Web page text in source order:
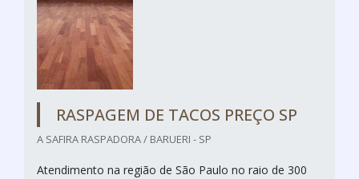
RASPAGEM DE TACOS PREÇO SP
A SAFIRA RASPADORA / BARUERI - SP
Atendimento na região de São Paulo no raio de 300